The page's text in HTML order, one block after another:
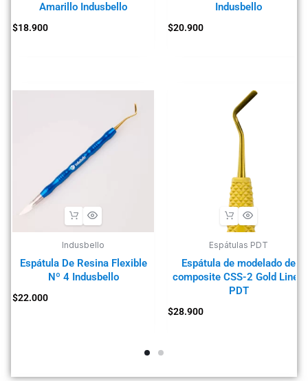
Amarillo Indusbello
$18.900
Indusbello
$20.900
Indusbello
Espátula De Resina Flexible
Nº 4 Indusbello
$22.000
Espátulas PDT
Espátula de modelado de
composite CSS-2 Gold Line™
PDT
$28.900